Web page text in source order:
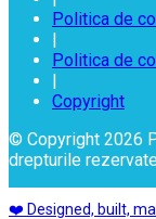
Politica de
|
Politica de
|
Copyright
© Copyright 2026
drepturile
❤️ Designed, built,